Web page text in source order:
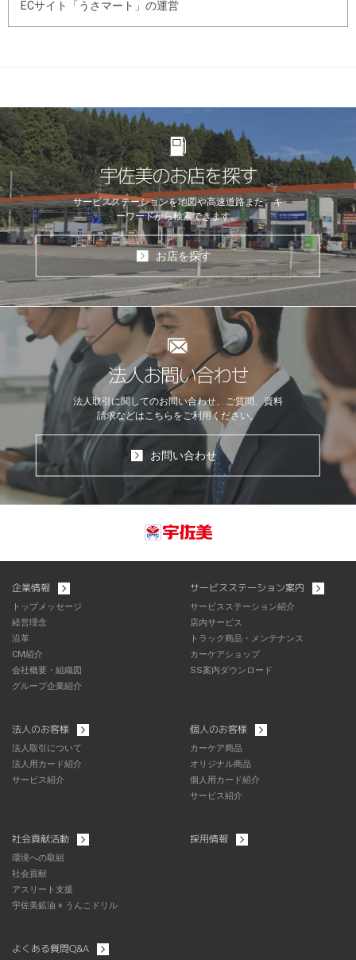
ECサイト「うさマート」の運営
宇佐美のお店を探す
サービスステーションを地図や高速道路また、キ
ーワードから検索できます。
お店を探す
法人お問い合わせ
法人取引に関してのお問い合わせ、ご質問、資料
請求などはこちらをご利用ください。
お問い合わせ
企業情報
トップメッセージ
経営理念
沿革
CM紹介
会社概要・組織図
グループ企業紹介
サービスステーション案内
サービスステーション紹介
店内サービス
トラック商品・メンテナンス
カーケアショップ
SS案内ダウンロード
法人のお客様
法人取引について
法人用カード紹介
サービス紹介
個人のお客様
カーケア商品
オリジナル商品
個人用カード紹介
サービス紹介
社会貢献活動
環境への取組
社会貢献
アスリート支援
宇佐美鉱油 × うんこドリル
採用情報
よくある質問Q&A